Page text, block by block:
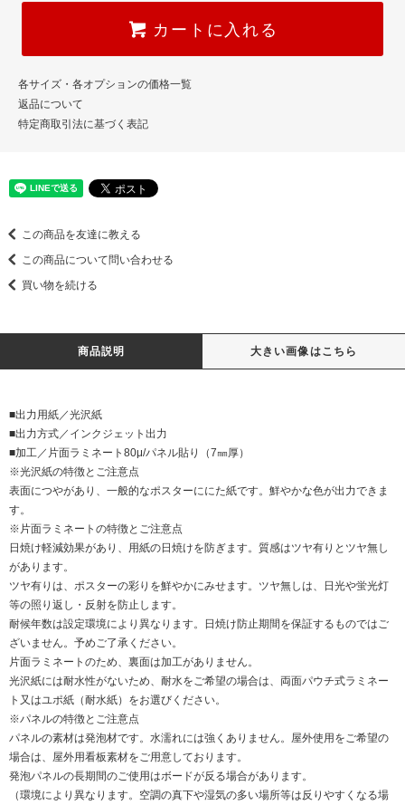
カートに入れる
各サイズ・各オプションの価格一覧
返品について
特定商取引法に基づく表記
この商品を友達に教える
この商品について問い合わせる
買い物を続ける
商品説明 大きい画像はこちら
■出力用紙／光沢紙
■出力方式／インクジェット出力
■加工／片面ラミネート80μ/パネル貼り（7㎜厚）
※光沢紙の特徴とご注意点
表面につやがあり、一般的なポスターににた紙です。鮮やかな色が出力できま
す。
※片面ラミネートの特徴とご注意点
日焼け軽減効果があり、用紙の日焼けを防ぎます。質感はツヤ有りとツヤ無し
があります。
ツヤ有りは、ポスターの彩りを鮮やかにみせます。ツヤ無しは、日光や蛍光灯
等の照り返し・反射を防止します。
耐候年数は設定環境により異なります。日焼け防止期間を保証するものではご
ざいません。予めご了承ください。
片面ラミネートのため、裏面は加工がありません。
光沢紙には耐水性がないため、耐水をご希望の場合は、両面パウチ式ラミネー
ト又はユポ紙（耐水紙）をお選びください。
※パネルの特徴とご注意点
パネルの素材は発泡材です。水濡れには強くありません。屋外使用をご希望の
場合は、屋外用看板素材をご用意しております。
発泡パネルの長期間のご使用はボードが反る場合があります。
（環境により異なります。空調の真下や湿気の多い場所等は反りやすくなる場